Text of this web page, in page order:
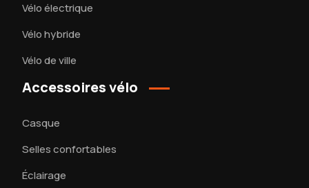
Vélo électrique
Vélo hybride
Vélo de ville
Accessoires vélo
Casque
Selles confortables
Éclairage